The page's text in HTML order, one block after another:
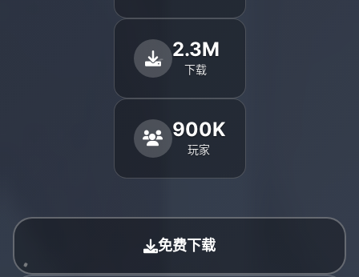
2.3M
下载
900K
玩家
免费下载